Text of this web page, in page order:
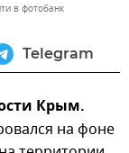
в фотобанк
Telegram
Крым.
на фоне